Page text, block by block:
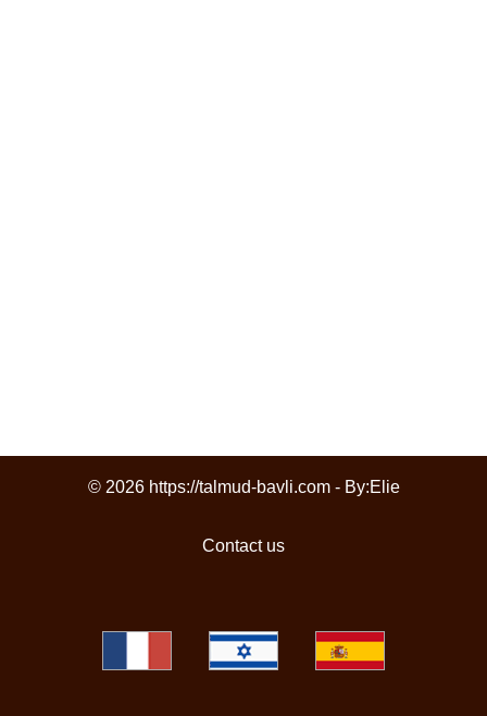
© 2026 https://talmud-bavli.com - By:Elie
Contact us